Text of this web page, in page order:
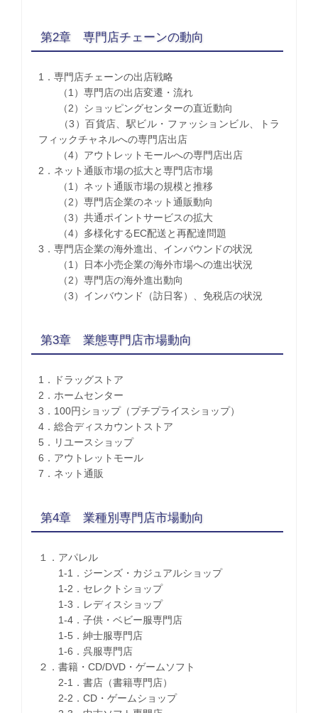
第2章 専門店チェーンの動向
1．専門店チェーンの出店戦略
（1）専門店の出店変遷・流れ
（2）ショッピングセンターの直近動向
（3）百貨店、駅ビル・ファッションビル、トラ
フィックチャネルへの専門店出店
（4）アウトレットモールへの専門店出店
2．ネット通販市場の拡大と専門店市場
（1）ネット通販市場の規模と推移
（2）専門店企業のネット通販動向
（3）共通ポイントサービスの拡大
（4）多様化するEC配送と再配達問題
3．専門店企業の海外進出、インバウンドの状況
（1）日本小売企業の海外市場への進出状況
（2）専門店の海外進出動向
（3）インバウンド（訪日客）、免税店の状況
第3章 業態専門店市場動向
1．ドラッグストア
2．ホームセンター
3．100円ショップ（プチプライスショップ）
4．総合ディスカウントストア
5．リユースショップ
6．アウトレットモール
7．ネット通販
第4章 業種別専門店市場動向
１．アパレル
1-1．ジーンズ・カジュアルショップ
1-2．セレクトショップ
1-3．レディスショップ
1-4．子供・ベビー服専門店
1-5．紳士服専門店
1-6．呉服専門店
２．書籍・CD/DVD・ゲームソフト
2-1．書店（書籍専門店）
2-2．CD・ゲームショップ